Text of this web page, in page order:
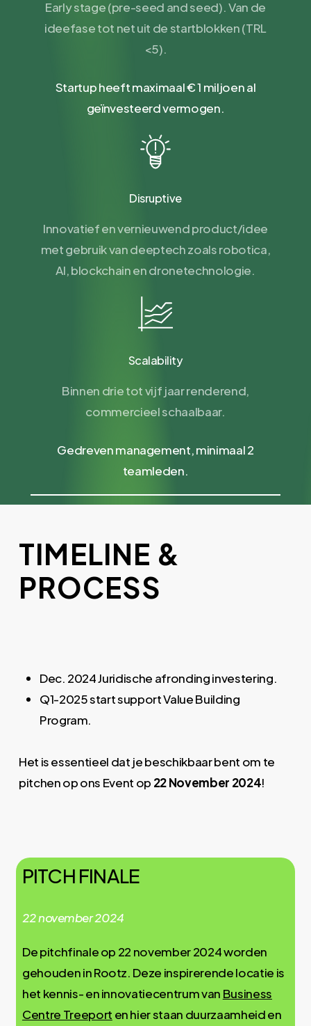
Early stage (pre-seed and seed). Van de
ideefase tot net uit de startblokken (TRL
<5).
Startup heeft maximaal € 1 miljoen al
geïnvesteerd vermogen.
Disruptive
Innovatief en vernieuwend product/idee
met gebruik van deeptech zoals robotica,
AI, blockchain en dronetechnologie.
Scalability
Binnen drie tot vijf jaar renderend,
commercieel schaalbaar.
Gedreven management, minimaal 2
teamleden.
TIMELINE &
PROCESS
Dec. 2024 Juridische afronding investering.
Q1-2025 start support Value Building
Program.
Het is essentieel dat je beschikbaar bent om te
pitchen op ons Event op 22 November 2024!
PITCH FINALE
22november2024
De pitchfinale op 22 november 2024 worden
gehouden in Rootz. Deze inspirerende locatie is
het kennis- en innovatiecentrum van Business
Centre Treeport en hier staan duurzaamheid en